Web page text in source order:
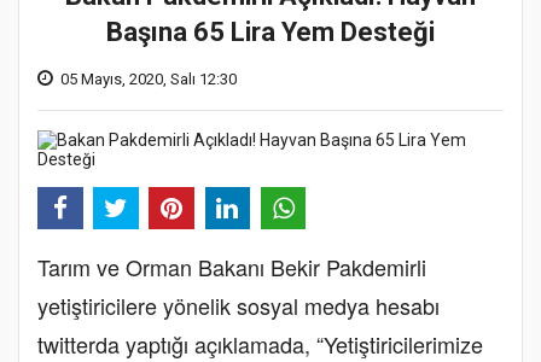
Başına 65 Lira Yem Desteği
05 Mayıs, 2020, Salı 12:30
Tarım ve Orman Bakanı Bekir Pakdemirli
yetiştiricilere yönelik sosyal medya hesabı
twitterda yaptığı açıklamada, “Yetiştiricilerimize